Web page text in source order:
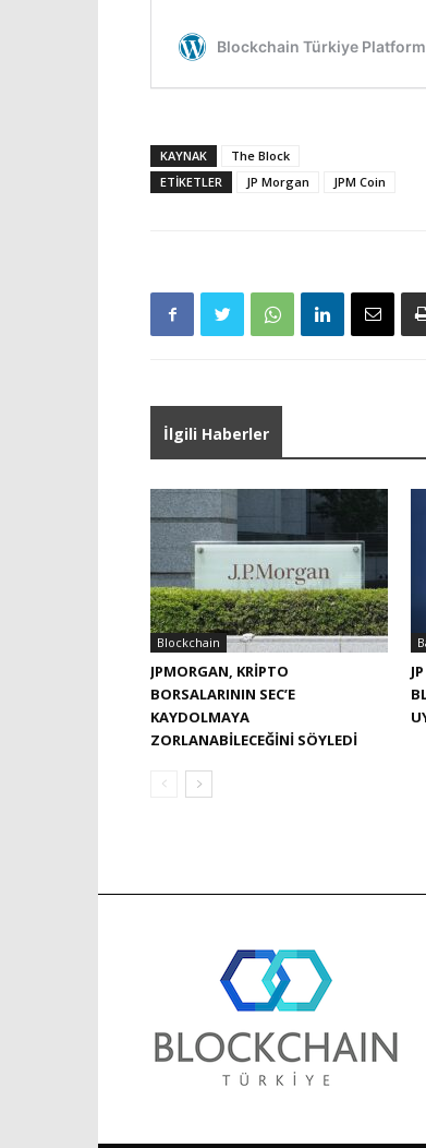
KAYNAK
The Block
ETIKETLER
JP Morgan JPM Coin
İlgili Haberler
Blockchain
JPMORGAN, KRIPTO
BORSALARININ SEC’E
KAYDOLMAYA
ZORLANABILECEĞINI SÖYLEDI